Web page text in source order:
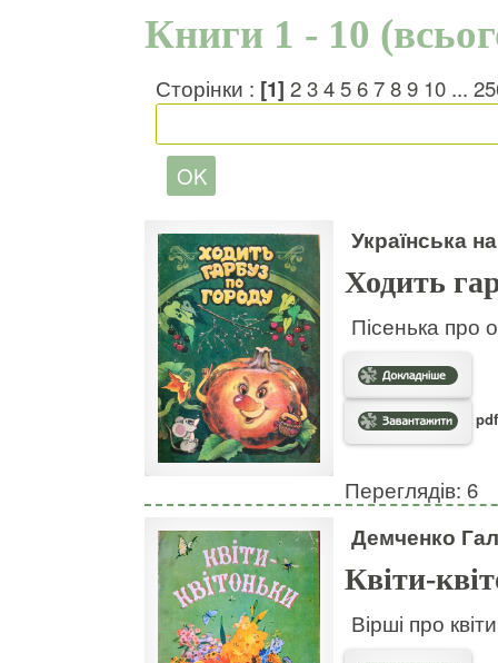
Книги 1 - 10
Сторінки : [1] 23456789 10 ...
Українська
Ходить
Пісенька про
Переглядів: 6
Демченко
Квіти-
Вірші про